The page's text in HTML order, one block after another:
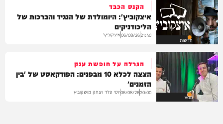
חדשות
הקנס הכבד
איצקוביץ': היומולדת של הנגיד והברכות של
הליכודניקים
21:40
06/08/26איצקוביץ'
VOD
הגרלה על חופשת ענק
הצצה לכלא 10 מבפנים: הפודקאסט של 'בין
הזמנים'
20:00
06/08/26יוסי פלד ויצחק מושקוביץ